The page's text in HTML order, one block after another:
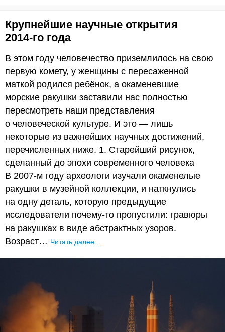
Крупнейшие научные открытия
2014-го года
В этом году человечество приземлилось на свою
первую комету, у женщины с пересаженной
маткой родился ребёнок, а окаменевшие
морские ракушки заставили нас полностью
пересмотреть наши представления
о человеческой культуре. И это — лишь
некоторые из важнейших научных достижений,
перечисленных ниже. 1. Старейший рисунок,
сделанный до эпохи современного человека
В 2007-м году археологи изучали окаменелые
ракушки в музейной коллекции, и наткнулись
на одну деталь, которую предыдущие
исследователи почему-то пропустили: гравюры
на ракушках в виде абстрактных узоров.
Возраст… Читать далее…